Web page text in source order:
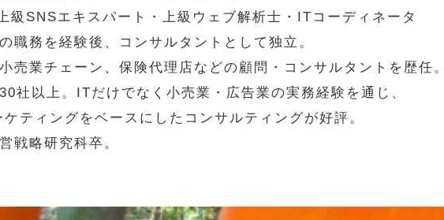
SNSエキスパート・上級ウェブ解析士・ITコーディネータ
職務を経験後、コンサルタントとして独立。
売業チェーン、保険代理店などの顧問・コンサルタントを歴任
社以上。ITだけでなく小売業・広告業の実務経験を通じ、
ティングをベースにしたコンサルティングが好評。
戦略研究科卒。